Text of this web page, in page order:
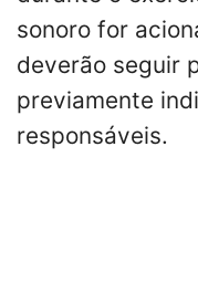
sonoro for
deverão seguir
previamente
responsáveis.